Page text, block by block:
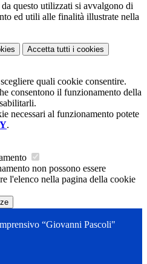
questo utilizzati si avvalgono di
ed utili alle finalità illustrate nella
Accetta tutti i cookies
quali cookie consentire.
consentono il funzionamento della
necessari al funzionamento potete
.
non possono essere
l'elenco nella pagina della cookie
“Giovanni Pascoli"